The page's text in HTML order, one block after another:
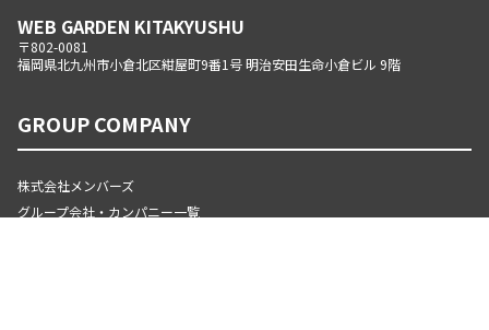
WEB GARDEN KITAKYUSHU
〒802-0081
福岡県北九州市小倉北区紺屋町9番1号 明治安田生命小倉ビル 9階
GROUP COMPANY
株式会社メンバーズ
グループ会社・カンパニー一覧